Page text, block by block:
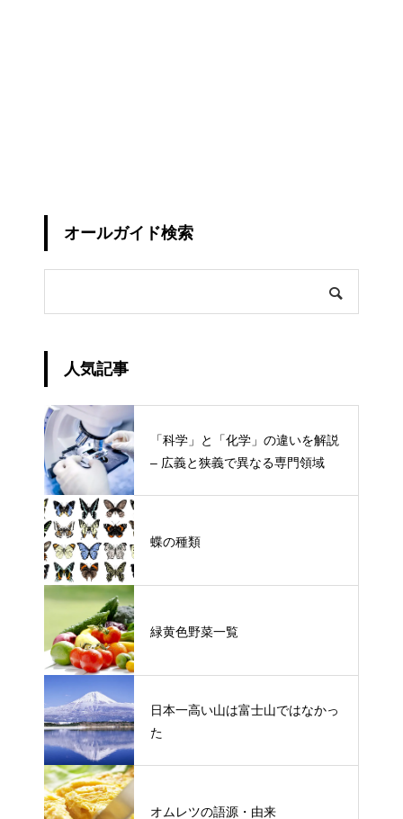
オールガイド検索
人気記事
「科学」と「化学」の違いを解説
– 広義と狭義で異なる専門領域
蝶の種類
緑黄色野菜一覧
日本一高い山は富士山ではなかっ
た
オムレツの語源・由来